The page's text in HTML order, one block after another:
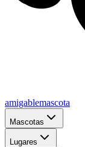
amigablemascota
Mascotas
Lugares